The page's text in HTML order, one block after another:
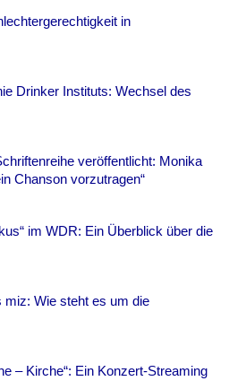
in
Drinker Instituts: Wechsel des
veröffentlicht: Monika
Chanson vorzutragen“
im WDR: Ein Überblick über die
Wie steht es um die
– Kirche“: Ein Konzert-Streaming